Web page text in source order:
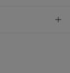
GRATUITO!